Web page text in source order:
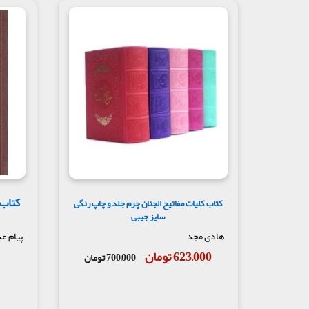
الإقبال نوشته سید بن طاووس
الأمالی نوشته شیخ طوسی
الأمان نوشته سید بن طاووس
بحار الانوار نوشته علامه مجلسی
بلد الامین نوشته کفعمی
منابع دیگری را نیز شیخ عباس قمی در کتاب
شیخ طوسی؛ جامع الاخبار (نویسنده مجهول)؛
ملحقات مفاتیح
شیخ عباس قمی برای چاپ دوم، بخشی را با نام
دعاها زیاد بوده است. این هشت مطلب عبارتند از:
دعای وداع ماه رمضان
خطبه روز عید فطر
کتاب کلیات مفاتیح الجنان چرم جلد و چاپ رنگی
سایز جیبی
هادی مجد
623,000 تومان 700,000 تومان
پیام